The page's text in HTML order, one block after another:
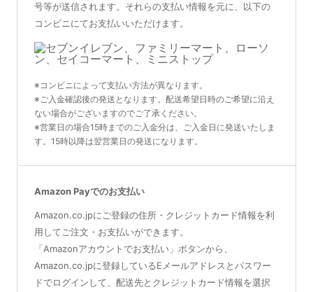
号等が送信されます。それらの支払い情報を元に、以下の
コンビニにてお支払いいただけます。
※コンビニによって支払い方法が異なります。
※ご入金確認後の発送となります。配送希望日時のご希望に沿え
ない場合がございますのでご了承ください。
※営業日の場合15時までのご入金分は、ご入金日に発送いたしま
す。15時以降は翌営業日の発送になります。
Amazon Payでのお支払い
Amazon.co.jpにご登録の住所・クレジットカード情報を利
用してご注文・お支払いができます。
「Amazonアカウントでお支払い」ボタンから、
Amazon.co.jpに登録しているEメールアドレスとパスワー
ドでログインして、配送先とクレジットカード情報を選択